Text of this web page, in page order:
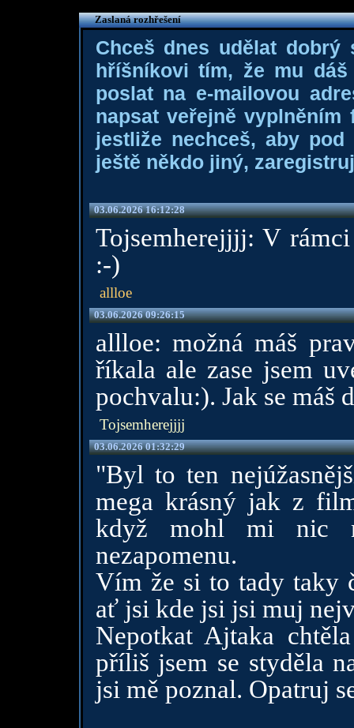
Zaslaná rozhřešení
Chceš dnes udělat dobrý
hříšníkovi tím, že mu
poslat na e-mailovou
napsat veřejně
jestliže nechceš, aby
ještě někdo jiný,
03.06.2026 16:12:28
Tojsemherejjjj: V
:-)
allloe
03.06.2026 09:26:15
allloe: možná máš
říkala ale zase jsem
pochvalu:). Jak se máš
Tojsemherejjjj
03.06.2026 01:32:29
"Byl to ten
mega krásný jak z
když mohl mi nic
nezapomenu.
Vím že si to tady taky
ať jsi kde jsi jsi muj
Nepotkat Ajtaka
příliš jsem se styděla
jsi mě poznal. Opatruj